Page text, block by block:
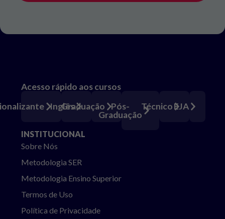
Acesso rápido aos cursos
Inglês
Graduação
Pós-
Graduação
TécnicoEJA
INSTITUCIONAL
Sobre Nós
Metodologia SER
Metodologia Ensino Superior
Termos de Uso
Política de Privacidade